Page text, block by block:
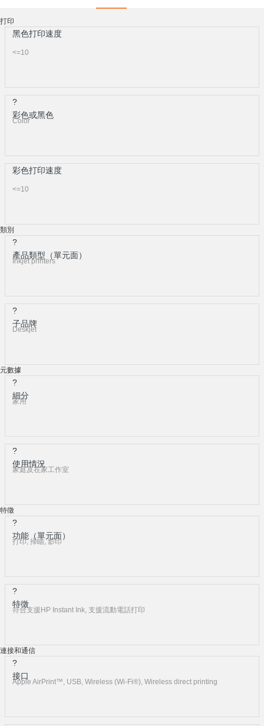
打印
黑色打印速度
<=10
?
彩色或黑色
Color
彩色打印速度
<=10
類別
?
產品類型（單元面）
Inkjet printers
?
子品牌
Deskjet
元數據
?
細分
家用
?
使用情況
家庭及在家工作室
特徵
?
功能（單元面）
打印, 掃瞄, 影印
?
特徵
符合支援HP Instant Ink, 支援流動電話打印
連接和通信
?
接口
Apple AirPrint™, USB, Wireless (Wi-Fi®), Wireless direct printing